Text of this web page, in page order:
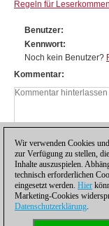
Regeln für
Benutzer
Kennwort
Noch kein Benutzer?
Kommentar
Wir verwenden Cookies
zur Verfügung zu stellen,
Inhalte auszuspielen.
technisch erforderlichen
eingesetzt werden. Hier
Marketing-Cookies
Datenschutzerklärung.